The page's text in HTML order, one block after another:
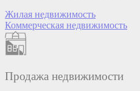
Жилая недвижимость
Коммерческая недвижимость
Продажа недвижимости